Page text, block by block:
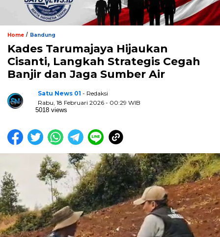
Home / Bandung
Kades Tarumajaya Hijaukan
Cisanti, Langkah Strategis Cegah
Banjir dan Jaga Sumber Air
Satu News 01 - Redaksi
Rabu, 18 Februari 2026 - 00:29 WIB
5018 views